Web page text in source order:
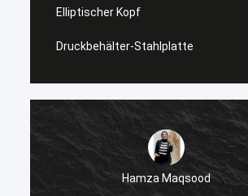
Elliptischer Kopf
Druckbehälter-Stahlplatte
Hamza Maqsood